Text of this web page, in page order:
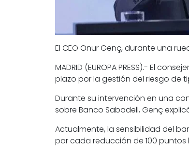
El CEO Onur Genç, durante una
MADRID (EUROPA PRESS).- El
plazo por la gestión del riesgo de
Durante su intervención en una
sobre Banco Sabadell, Genç
Actualmente, la sensibilidad del
por cada reducción de 100